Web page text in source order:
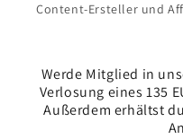
Content-Ersteller und
Werde Mitglied in
Verlosung eines 135
Außerdem erhältst